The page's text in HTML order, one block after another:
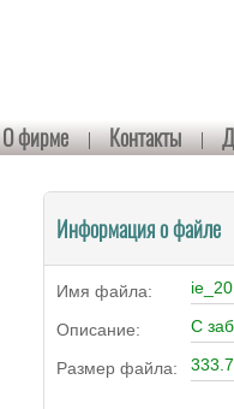
О фирме Контакты
Информация о файле
Имя файла:
Описание: С
Размер файла: